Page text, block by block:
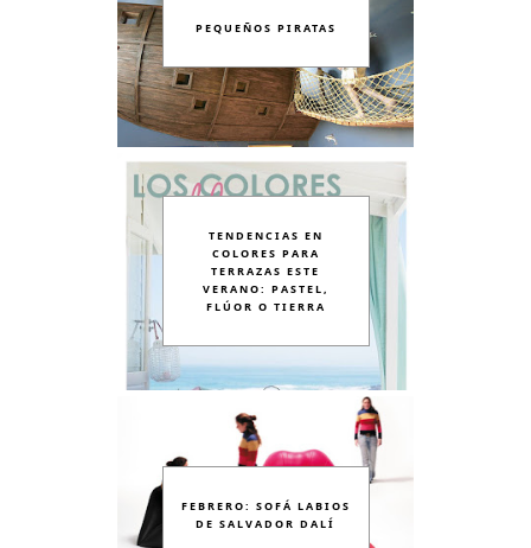
PEQUEÑOS PIRATAS
TENDENCIAS EN
COLORES PARA
TERRAZAS ESTE
VERANO: PASTEL,
FLÚOR O TIERRA
FEBRERO: SOFÁ LABIOS
DE SALVADOR DALÍ